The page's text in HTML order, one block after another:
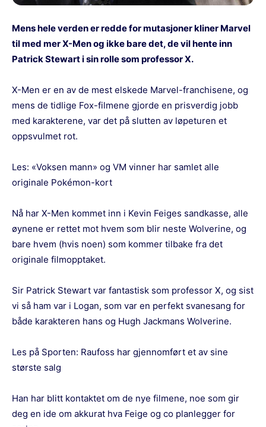
Mens hele verden er redde for mutasjoner kliner Marvel
til med mer X-Men og ikke bare det, de vil hente inn
Patrick Stewart i sin rolle som professor X.
X-Men er en av de mest elskede Marvel-franchisene, og
mens de tidlige Fox-filmene gjorde en prisverdig jobb
med karakterene, var det på slutten av løpeturen et
oppsvulmet rot.
Les: «Voksen mann» og VM vinner har samlet alle
originale Pokémon-kort
Nå har X-Men kommet inn i Kevin Feiges sandkasse, alle
øynene er rettet mot hvem som blir neste Wolverine, og
bare hvem (hvis noen) som kommer tilbake fra det
originale filmopptaket.
Sir Patrick Stewart var fantastisk som professor X, og sist
vi så ham var i Logan, som var en perfekt svanesang for
både karakteren hans og Hugh Jackmans Wolverine.
Les på Sporten: Raufoss har gjennomført et av sine
største salg
Han har blitt kontaktet om de nye filmene, noe som gir
deg en ide om akkurat hva Feige og co planlegger for